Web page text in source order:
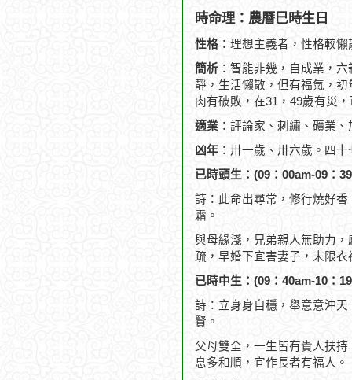
時命理：農曆巳時生日
性格 ：理想主義者，性格較
簡析 ：智能非幾，自成業，
靜，生活懶散，但有福氣，
肉有破敗，在31，49歲有災
適業 ：評論家、刺繡、礦業
凶年 ：卅一歲、卅六歲。四
已時頭生：(09：00am-09：
詩：此命出尋常，修行燒好
霜。
與母緣淺，兄弟親人無助力
疏，早婚下宜害妻子，末限衣
已時中生：(09：40am-10：
詩：立身身自穩，舉意意沖
賢。
父母雙全，一生皆有貴人扶
息多和順，宜作長者有福人。